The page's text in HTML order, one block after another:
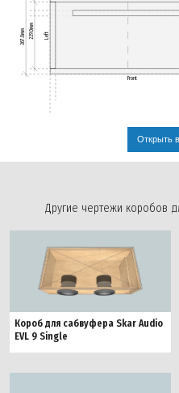
267.0мм 229.0мм
Front
Left
Открыть
Другие чертежи коробов
Короб для сабвуфера Skar Audio
EVL 9 Single